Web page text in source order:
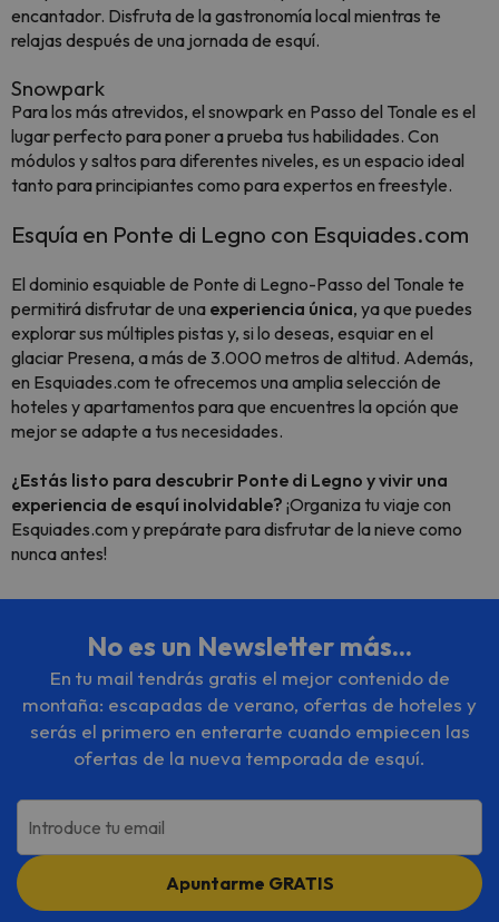
encantador. Disfruta de la gastronomía local mientras te
relajas después de una jornada de esquí.
Snowpark
Para los más atrevidos, el snowpark en Passo del Tonale es el
lugar perfecto para poner a prueba tus habilidades. Con
módulos y saltos para diferentes niveles, es un espacio ideal
tanto para principiantes como para expertos en freestyle.
Esquía en Ponte di Legno con Esquiades.com
El dominio esquiable de Ponte di Legno-Passo del Tonale te
permitirá disfrutar de una experiencia única, ya que puedes
explorar sus múltiples pistas y, si lo deseas, esquiar en el
glaciar Presena, a más de 3.000 metros de altitud. Además,
en Esquiades.com te ofrecemos una amplia selección de
hoteles y apartamentos para que encuentres la opción que
mejor se adapte a tus necesidades.
¿Estás listo para descubrir Ponte di Legno y vivir una
experiencia de esquí inolvidable? ¡Organiza tu viaje con
Esquiades.com y prepárate para disfrutar de la nieve como
nunca antes!
No es un Newsletter más...
En tu mail tendrás gratis el mejor contenido de
montaña: escapadas de verano, ofertas de hoteles y
serás el primero en enterarte cuando empiecen las
ofertas de la nueva temporada de esquí.
Introduce tu email
Apuntarme GRATIS